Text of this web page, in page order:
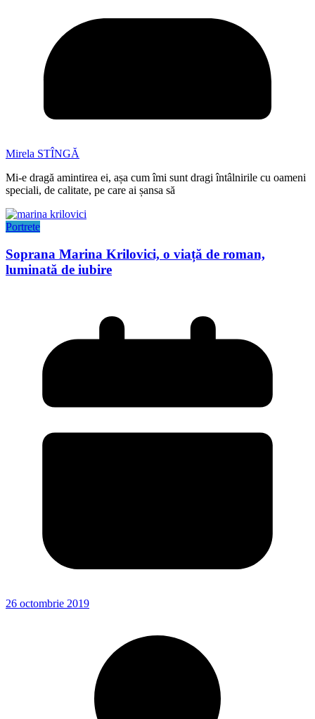
Mirela STÎNGĂ
Mi-e dragă amintirea ei, așa cum îmi sunt dragi întâlnirile cu oameni
speciali, de calitate, pe care ai șansa să
Portrete
Soprana Marina Krilovici, o viață de roman,
luminată de iubire
26 octombrie 2019